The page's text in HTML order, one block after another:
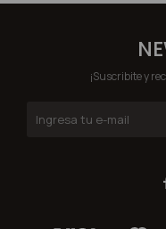
¡Suscribite y